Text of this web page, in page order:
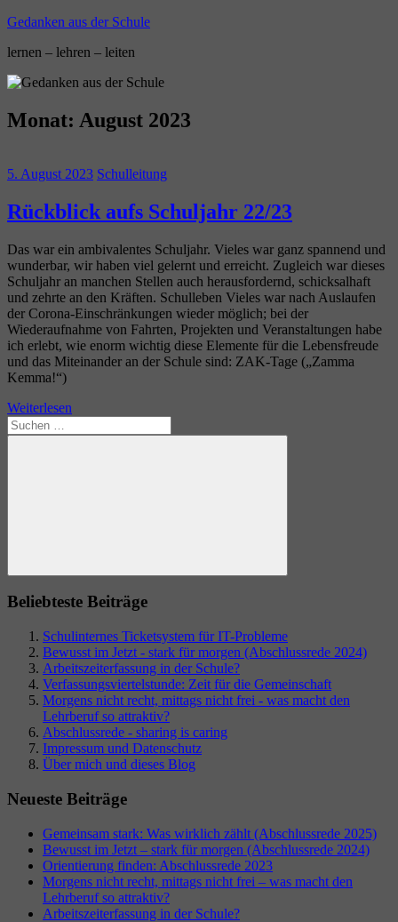
Zum
springen
Gedanken aus der Schule
lernen – lehren – leiten
Monat: August 2023
5. August 2023 Schulleitung
Rückblick aufs Schuljahr 22/23
Das war ein ambivalentes Schuljahr. Vieles war ganz spannend und
wunderbar, wir haben viel gelernt und erreicht. Zugleich war dieses
Schuljahr an manchen Stellen auch herausfordernd, schicksalhaft
und zehrte an den Kräften. Schulleben Vieles war nach Auslaufen
der Corona-Einschränkungen wieder möglich; bei der
Wiederaufnahme von Fahrten, Projekten und Veranstaltungen habe
ich erlebt, wie enorm wichtig diese Elemente für die Lebensfreude
und das Miteinander an der Schule sind: ZAK-Tage („Zamma
Kemma!“)
Weiterlesen
Suchen
nach:
Suchen
Beliebteste Beiträge
Schulinternes Ticketsystem für IT-Probleme
Bewusst im Jetzt - stark für morgen (Abschlussrede 2024)
Arbeitszeiterfassung in der Schule?
Verfassungsviertelstunde: Zeit für die Gemeinschaft
Morgens nicht recht, mittags nicht frei - was macht den
Lehrberuf so attraktiv?
Abschlussrede - sharing is caring
Impressum und Datenschutz
Über mich und dieses Blog
Neueste Beiträge
Gemeinsam stark: Was wirklich zählt (Abschlussrede 2025)
Bewusst im Jetzt – stark für morgen (Abschlussrede 2024)
Orientierung finden: Abschlussrede 2023
Morgens nicht recht, mittags nicht frei – was macht den
Lehrberuf so attraktiv?
Arbeitszeiterfassung in der Schule?